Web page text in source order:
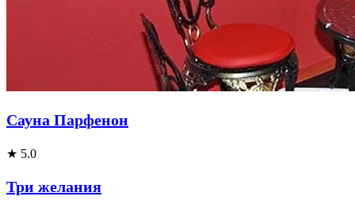
Сауна Парфенон
★ 5.0
Три желания